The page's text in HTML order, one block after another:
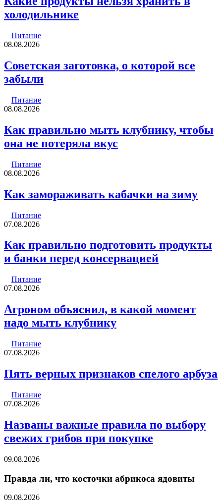
холодильнике
Питание
08.08.2026
Советская заготовка, о которой все
забыли
Питание
08.08.2026
Как правильно мыть клубнику, чтобы
она не потеряла вкус
Питание
08.08.2026
Как замораживать кабачки на зиму
Питание
07.08.2026
Как правильно подготовить продукты
и банки перед консервацией
Питание
07.08.2026
Агроном объяснил, в какой момент
надо мыть клубнику
Питание
07.08.2026
Пять верных признаков спелого арбуза
Питание
07.08.2026
Названы важные правила по выбору
свежих грибов при покупке
09.08.2026
Правда ли, что косточки абрикоса ядовиты
09.08.2026